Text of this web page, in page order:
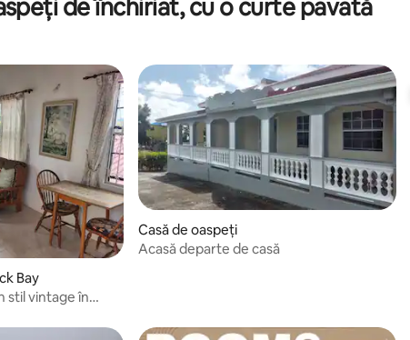
de închiriat, cu o curte pavată
Bay
stil vintage în
Casă de oaspeți
Acasă departe de casă